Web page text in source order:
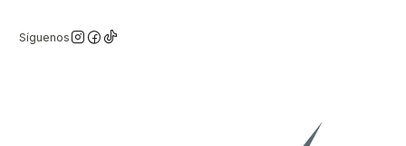
Síguenos